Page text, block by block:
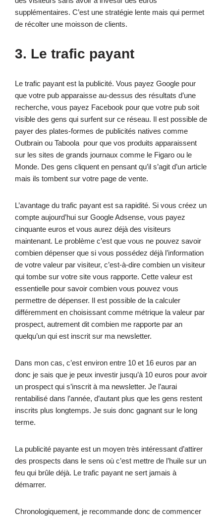
supplémentaires. C’est une stratégie lente mais qui permet
de récolter une moisson de clients.
3. Le trafic payant
Le trafic payant est la publicité. Vous payez Google pour
que votre pub apparaisse au-dessus des résultats d’une
recherche, vous payez Facebook pour que votre pub soit
visible des gens qui surfent sur ce réseau. Il est possible de
payer des plates-formes de publicités natives comme
Outbrain ou Taboola pour que vos produits apparaissent
sur les sites de grands journaux comme le Figaro ou le
Monde. Des gens cliquent en pensant qu’il s’agit d’un article
mais ils tombent sur votre page de vente.
L’avantage du trafic payant est sa rapidité. Si vous créez un
compte aujourd’hui sur Google Adsense, vous payez
cinquante euros et vous aurez déjà des visiteurs
maintenant. Le problème c’est que vous ne pouvez savoir
combien dépenser que si vous possédez déjà l’information
de votre valeur par visiteur, c’est-à-dire combien un visiteur
qui tombe sur votre site vous rapporte. Cette valeur est
essentielle pour savoir combien vous pouvez vous
permettre de dépenser. Il est possible de la calculer
différemment en choisissant comme métrique la valeur par
prospect, autrement dit combien me rapporte par an
quelqu’un qui est inscrit sur ma newsletter.
Dans mon cas, c’est environ entre 10 et 16 euros par an
donc je sais que je peux investir jusqu’à 10 euros pour avoir
un prospect qui s’inscrit à ma newsletter. Je l’aurai
rentabilisé dans l’année, d’autant plus que les gens restent
inscrits plus longtemps. Je suis donc gagnant sur le long
terme.
La publicité payante est un moyen très intéressant d’attirer
des prospects dans le sens où c’est mettre de l’huile sur un
feu qui brûle déjà. Le trafic payant ne sert jamais à
démarrer.
Chronologiquement, je recommande donc de commencer